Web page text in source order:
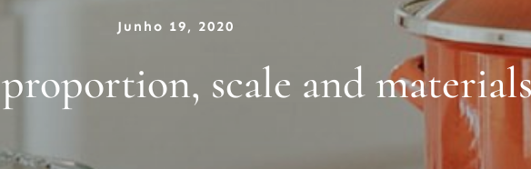
Junho 19, 2020
scale and materials